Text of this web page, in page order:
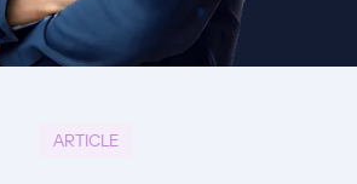
ARTICLE